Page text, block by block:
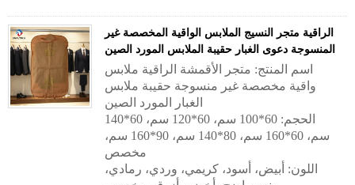
الراقية متجر النسيج الملابس الواقية المخصصة غير
المنسوجة دعوى الغبار حقيبة الملابس المورد الصين
اسم المنتج: متجر الأقمشة الراقية ملابس
واقية مخصصة غير منسوجة حقيبة ملابس
الغبار المورد الصين
الحجم: 60*100 سم، 60*120 سم، 60*140
سم، 60*160 سم، 80*140 سم، 90*160 سم،
مخصص
اللون: أبيض، أسود، كريمي، وردي، رمادي،